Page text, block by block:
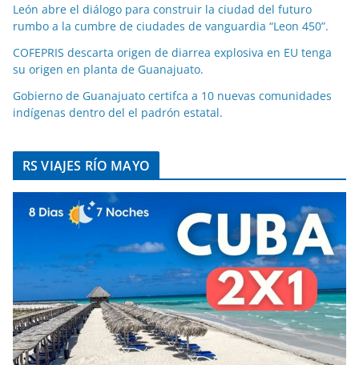
León abre el diálogo para construir la ciudad del futuro
rumbo a la cumbre de ciudades de vanguardia “Leon 450”.
COFEPRIS descarta origen de diarrea explosiva en EU tenga
su origen en planta de Guanajuato.
Gobierno de Guanajuato certifca a 10 nuevas comunidades
indígenas dentro del el padrón estatal.
RS VIAJES RÍO MAYO